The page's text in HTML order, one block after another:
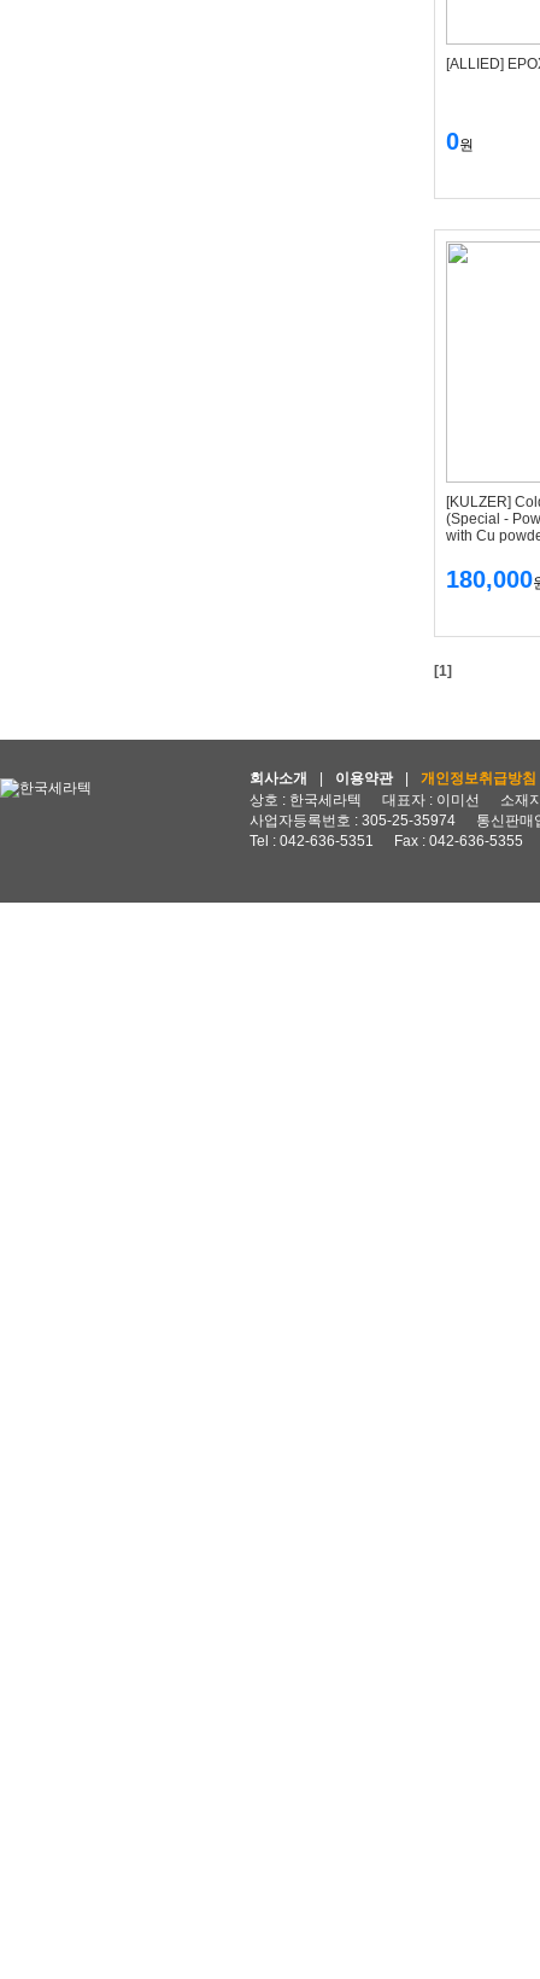
[ALLIED]
0원
[KULZER]
(Special -
with Cu
180,000
[1]
회사소개 이용약관
개인정보취급방침
상호 : 한국세라텍
대표자 : 이미선
소재
사업자등록번호 : 305-25-35974
통신판매
Tel : 042-636-5351
Fax : 042-636-5355